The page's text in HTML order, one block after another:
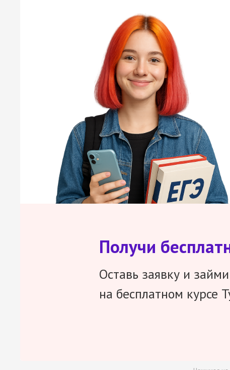
Получи
Оставь заявку и
на бесплатном курсе